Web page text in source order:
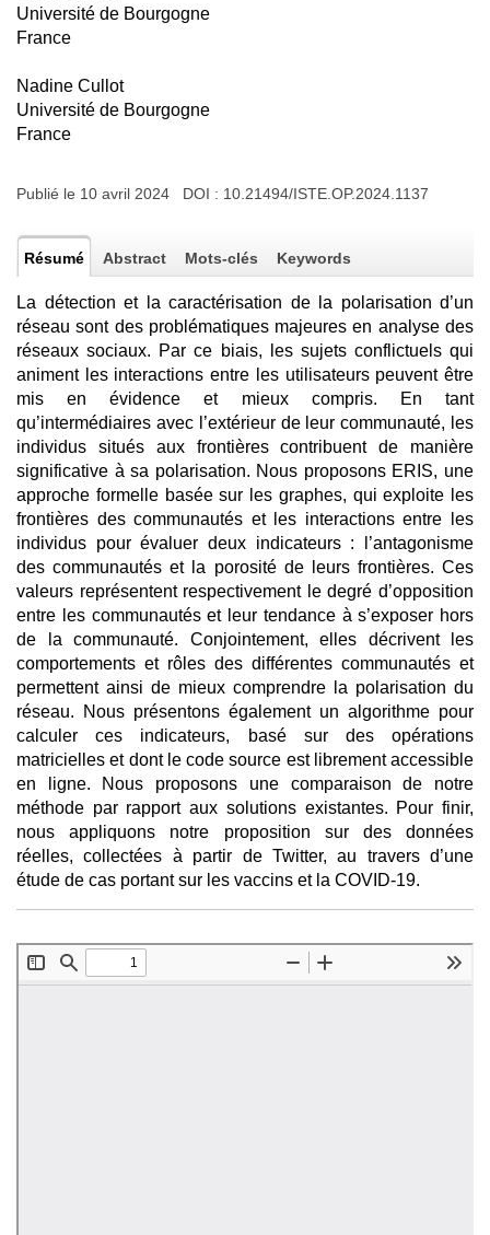
Université de Bourgogne
France
Nadine Cullot
Université de Bourgogne
France
Publié le 10 avril 2024 DOI : 10.21494/ISTE.OP.2024.1137
Résumé Abstract Mots-clés Keywords
La détection et la caractérisation de la polarisation d’un
réseau sont des problématiques majeures en analyse des
réseaux sociaux. Par ce biais, les sujets conflictuels qui
animent les interactions entre les utilisateurs peuvent être
mis en évidence et mieux compris. En tant
qu’intermédiaires avec l’extérieur de leur communauté, les
individus situés aux frontières contribuent de manière
significative à sa polarisation. Nous proposons ERIS, une
approche formelle basée sur les graphes, qui exploite les
frontières des communautés et les interactions entre les
individus pour évaluer deux indicateurs : l’antagonisme
des communautés et la porosité de leurs frontières. Ces
valeurs représentent respectivement le degré d’opposition
entre les communautés et leur tendance à s’exposer hors
de la communauté. Conjointement, elles décrivent les
comportements et rôles des différentes communautés et
permettent ainsi de mieux comprendre la polarisation du
réseau. Nous présentons également un algorithme pour
calculer ces indicateurs, basé sur des opérations
matricielles et dont le code source est librement accessible
en ligne. Nous proposons une comparaison de notre
méthode par rapport aux solutions existantes. Pour finir,
nous appliquons notre proposition sur des données
réelles, collectées à partir de Twitter, au travers d’une
étude de cas portant sur les vaccins et la COVID-19.